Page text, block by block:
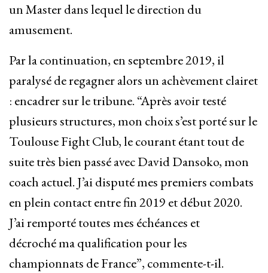
un Master dans lequel le direction du
amusement.
Par la continuation, en septembre 2019, il
paralysé de regagner alors un achèvement clairet
: encadrer sur le tribune. “Après avoir testé
plusieurs structures, mon choix s’est porté sur le
Toulouse Fight Club, le courant étant tout de
suite très bien passé avec David Dansoko, mon
coach actuel. J’ai disputé mes premiers combats
en plein contact entre fin 2019 et début 2020.
J’ai remporté toutes mes échéances et
décroché ma qualification pour les
championnats de France”, commente-t-il.